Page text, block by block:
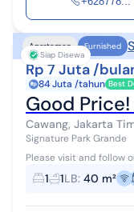
Siap Disewa
Apartemen Furnished
Rp 7 Juta /
84 Juta /tahun Best
Good
Cawang, Jakarta
Signature Park Grande
Please visit and follow
Website: ******** Thank you! Apartemen 1 lantai di Cawang, Jakarta
Timur. Disewaka...
1 1LB: 40 m²